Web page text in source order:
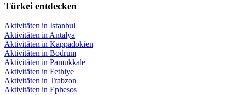
Türkei entdecken
Aktivitäten in Istanbul
Aktivitäten in Antalya
Aktivitäten in Kappadokien
Aktivitäten in Bodrum
Aktivitäten in Pamukkale
Aktivitäten in Fethiye
Aktivitäten in Trabzon
Aktivitäten in Ephesos